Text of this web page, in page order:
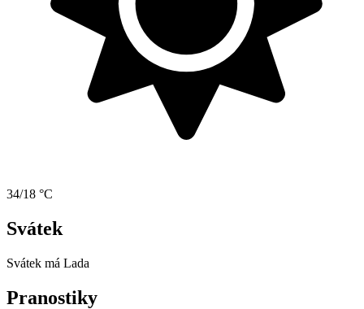
34/18 °C
Svátek
Svátek má Lada
Pranostiky